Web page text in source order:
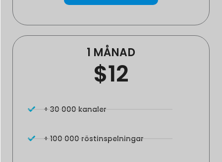
1 MÅNAD
$12
+ 30 000 kanaler
+ 100 000 röstinspelningar